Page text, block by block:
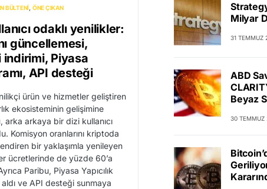
BÜLTENI ÖNE ÇIKAN
odaklı yenilikler:
güncellemesi,
Piyasa
API desteği
ürün ve hizmetler geliştiren
ekosisteminin gelişimine
arkaya bir dizi kullanıcı
Komisyon oranlarını kriptoda
bir yaklaşımla yenileyen
ücretlerinde de yüzde 60’a
Paribu, Piyasa Yapıcılık
aldı ve API desteği sunmaya
Milyar
31 TEMMUZ
ABD
Beyaz
30 TEMMUZ